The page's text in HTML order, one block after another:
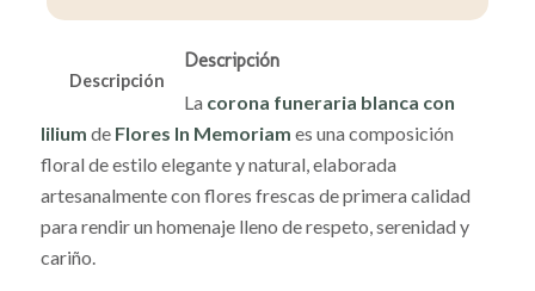
Descripción
Descripción
La corona funeraria blanca con
lilium de Flores In Memoriam es una composición
floral de estilo elegante y natural, elaborada
artesanalmente con flores frescas de primera calidad
para rendir un homenaje lleno de respeto, serenidad y
cariño.